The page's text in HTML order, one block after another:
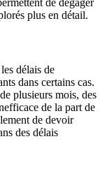
de dégager
plus en détail.
délais de
dans certains cas.
plusieurs mois, des
de la part de
de devoir
des délais